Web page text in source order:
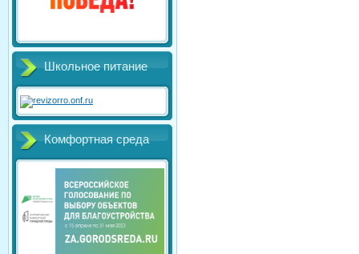
Школьное питание
Комфортная среда